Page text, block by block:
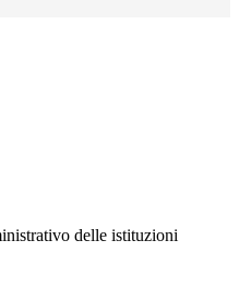
delle istituzioni